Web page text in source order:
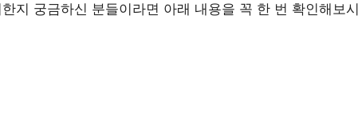
지 궁금하신 분들이라면 아래 내용을 꼭 한 번 확인해보시